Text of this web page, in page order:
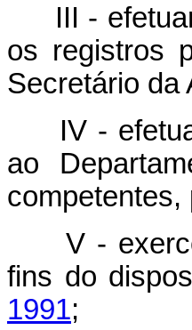
III -
os registros
Secretário da
IV -
ao
competentes,
V -
fins do
1991;